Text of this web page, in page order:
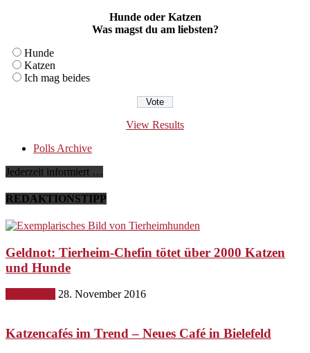
Hunde oder Katzen
Was magst du am liebsten?
Hunde
Katzen
Ich mag beides
View Results
Polls Archive
Jederzeit informiert …
REDAKTIONSTIPP
Geldnot: Tierheim-Chefin tötet über 2000 Katzen
und Hunde
28. November 2016
Katzencafés im Trend – Neues Café in Bielefeld